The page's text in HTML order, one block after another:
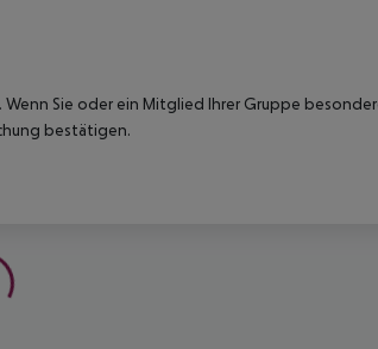
Sie oder ein Mitglied Ihrer Gruppe
bestätigen.